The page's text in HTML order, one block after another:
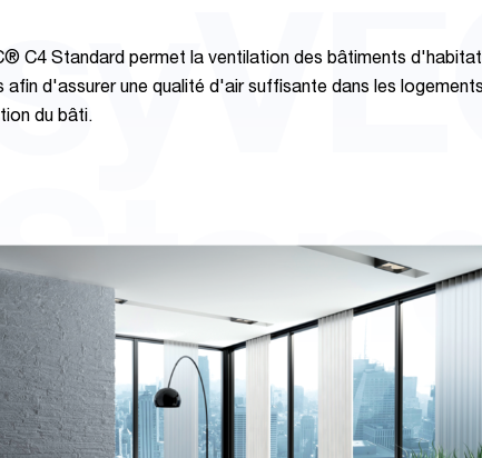
C4 Standard permet la ventilation des bâtiments
afin d'assurer une qualité d'air suffisante dans les
du bâti.